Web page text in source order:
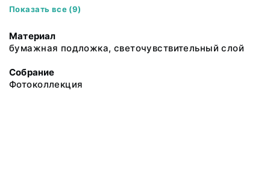
Показать все (9)
Материал
бумажная подложка, светочувствительный слой
Собрание
Фотоколлекция